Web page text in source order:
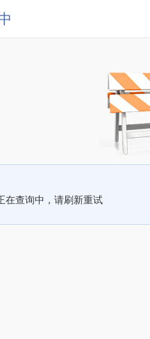
在查询中，请刷新重试